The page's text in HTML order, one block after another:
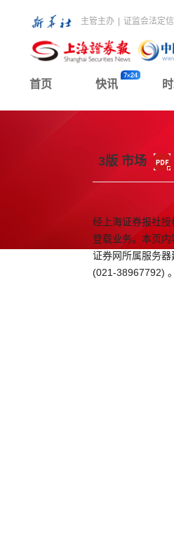
主管主办 证监会法定
首页 快讯
3版 市场
经上海证券报社
登载业务。本页
证券网所属服务
(021-38967792) 。